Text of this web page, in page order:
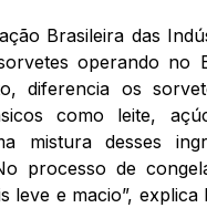
Brasileira das
operando no
diferencia os
como leite,
mistura desses
processo de
leve e macio”,